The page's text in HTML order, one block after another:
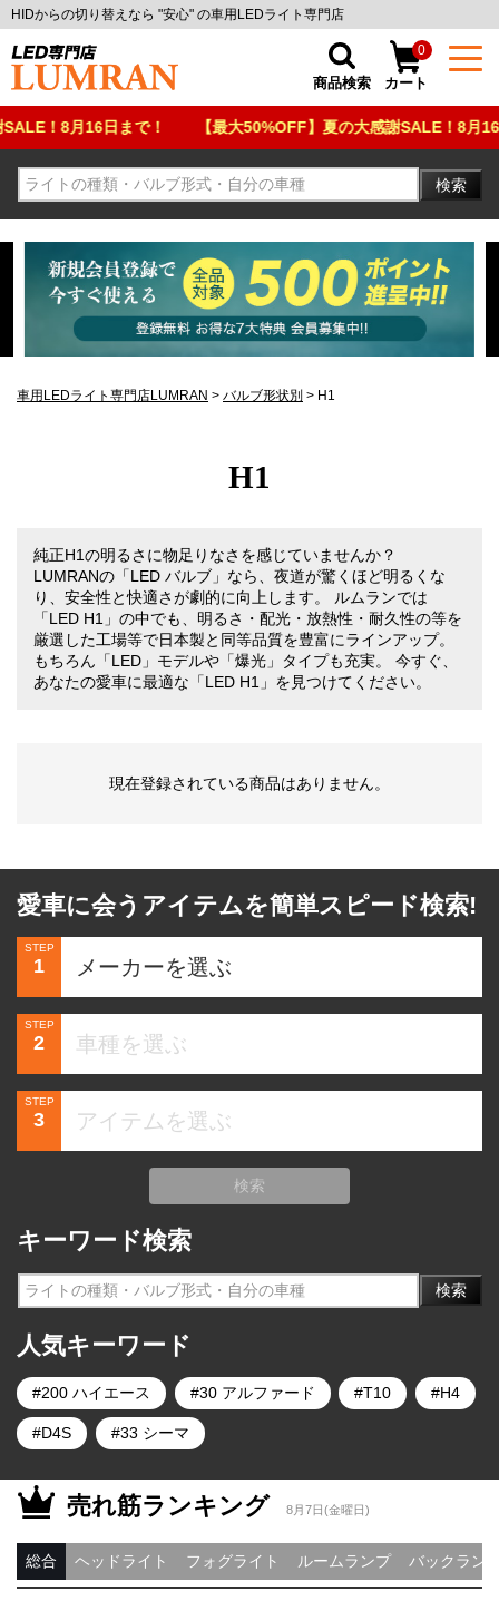
HIDからの切り替えなら "安心" の車用LEDライト専門店
商品検索 カート
0
8月16日まで！ 【最大50%OFF】夏の大感謝SALE！8月16日ま
検索
車用LEDライト専門店LUMRAN バルブ形状別 H1
H1
純正H1の明るさに物足りなさを感じていませんか？
LUMRANの「LED バルブ」なら、夜道が驚くほど明るくな
り、安全性と快適さが劇的に向上します。 ルムランでは
「LED H1」の中でも、明るさ・配光・放熱性・耐久性の等を
厳選した工場等で日本製と同等品質を豊富にラインアップ。
もちろん「LED」モデルや「爆光」タイプも充実。 今すぐ、
あなたの愛車に最適な「LED H1」を見つけてください。
現在登録されている商品はありません。
愛車に会うアイテムを簡単スピード検索!
STEP
1
STEP
2
STEP
3
検索
キーワード検索
検索
人気キーワード
200 ハイエース 30 アルファード T10 H4
D4S 33 シーマ
売れ筋ランキング 8月7日(金曜日)
ヘッドライト フォグライト ルームランプ バックラン
総合